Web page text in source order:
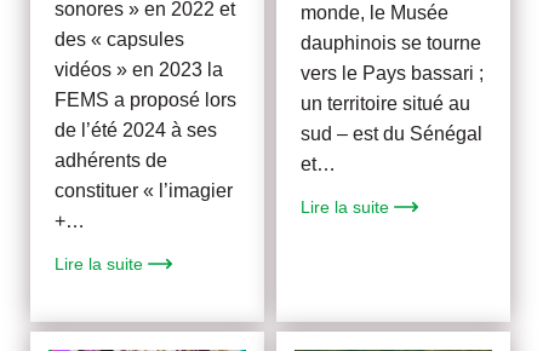
sonores » en 2022 et
des « capsules
vidéos » en 2023 la
FEMS a proposé lors
de l’été 2024 à ses
adhérents de
constituer « l’imagier
+…
Lire la suite
monde, le Musée
dauphinois se tourne
vers le Pays bassari ;
un territoire situé au
sud – est du Sénégal
et…
Lire la suite